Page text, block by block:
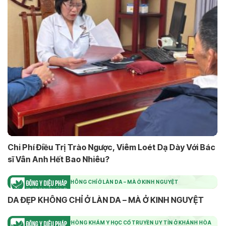
Chi Phí Điều Trị Trào Ngược, Viêm Loét Dạ Dày Với Bác
sĩ Vân Anh Hết Bao Nhiêu?
DA ĐẸP KHÔNG CHỈ Ở LÀN DA – MÀ Ở KINH NGUYỆT
DA ĐẸP KHÔNG CHỈ Ở LÀN DA – MÀ Ở KINH NGUYỆT
DANH SÁCH ĐỊA CHỈ PHÒNG KHÁM Y HỌC CỔ TRUYỀN UY TÍN Ở KHÁNH HÒA